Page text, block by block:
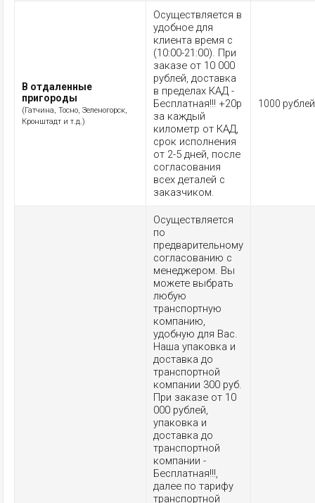
В отдаленные
пригороды
(Гатчина, Тосно, Зеленогорск,
Кронштадт и т.д.)
Осуществляется в
удобное для
клиента время с
(10:00-21:00). При
заказе от 10 000
рублей, доставка
в пределах КАД -
Бесплатная!!! +20р
за каждый
километр от КАД,
срок исполнения
от 2-5 дней, после
согласования
всех деталей с
заказчиком.
1000 рублей
Осуществляется
по
предварительному
согласованию с
менеджером. Вы
можете выбрать
любую
транспортную
компанию,
удобную для Вас.
Наша упаковка и
доставка до
транспортной
компании 300 руб.
При заказе от 10
000 рублей,
упаковка и
доставка до
транспортной
компании -
Бесплатная!!!,
далее по тарифу
транспортной